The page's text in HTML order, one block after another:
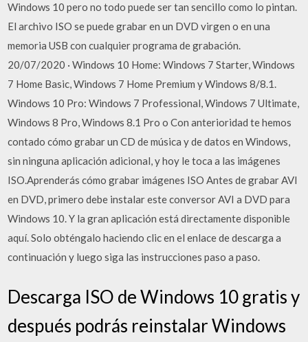
Windows 10 pero no todo puede ser tan sencillo como lo pintan.
El archivo ISO se puede grabar en un DVD virgen o en una
memoria USB con cualquier programa de grabación.
20/07/2020 · Windows 10 Home: Windows 7 Starter, Windows
7 Home Basic, Windows 7 Home Premium y Windows 8/8.1.
Windows 10 Pro: Windows 7 Professional, Windows 7 Ultimate,
Windows 8 Pro, Windows 8.1 Pro o Con anterioridad te hemos
contado cómo grabar un CD de música y de datos en Windows,
sin ninguna aplicación adicional, y hoy le toca a las imágenes
ISO.Aprenderás cómo grabar imágenes ISO Antes de grabar AVI
en DVD, primero debe instalar este conversor AVI a DVD para
Windows 10. Y la gran aplicación está directamente disponible
aquí. Solo obténgalo haciendo clic en el enlace de descarga a
continuación y luego siga las instrucciones paso a paso.
Descarga ISO de Windows 10 gratis y
después podrás reinstalar Windows